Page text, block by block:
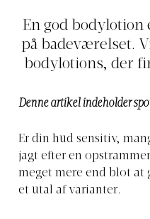
En god bodylotion
på badeværelset.
bodylotions, der
Denne artikel indeholder
Er din hud sensitiv,
jagt efter en
meget mere end blot at
et utal af varianter.